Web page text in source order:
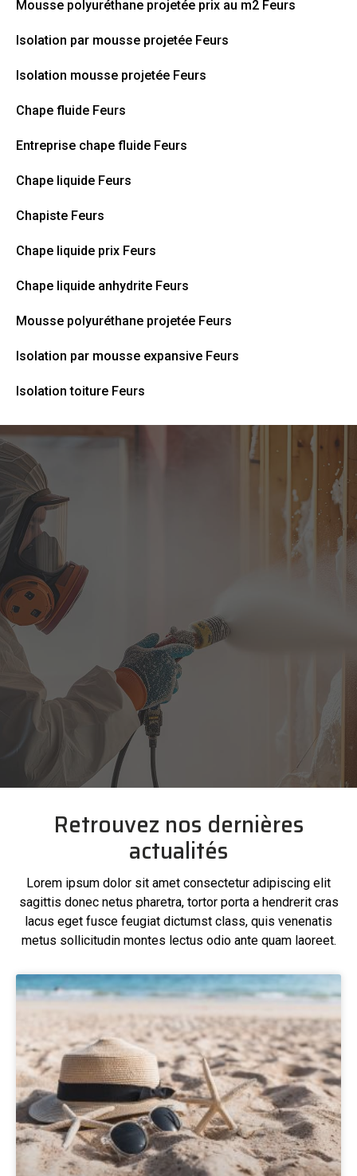
Mousse polyuréthane projetée prix au m2 Feurs
Isolation par mousse projetée Feurs
Isolation mousse projetée Feurs
Chape fluide Feurs
Entreprise chape fluide Feurs
Chape liquide Feurs
Chapiste Feurs
Chape liquide prix Feurs
Chape liquide anhydrite Feurs
Mousse polyuréthane projetée Feurs
Isolation par mousse expansive Feurs
Isolation toiture Feurs
Retrouvez nos dernières
actualités
Lorem ipsum dolor sit amet consectetur adipiscing elit
sagittis donec netus pharetra, tortor porta a hendrerit cras
lacus eget fusce feugiat dictumst class, quis venenatis
metus sollicitudin montes lectus odio ante quam laoreet.